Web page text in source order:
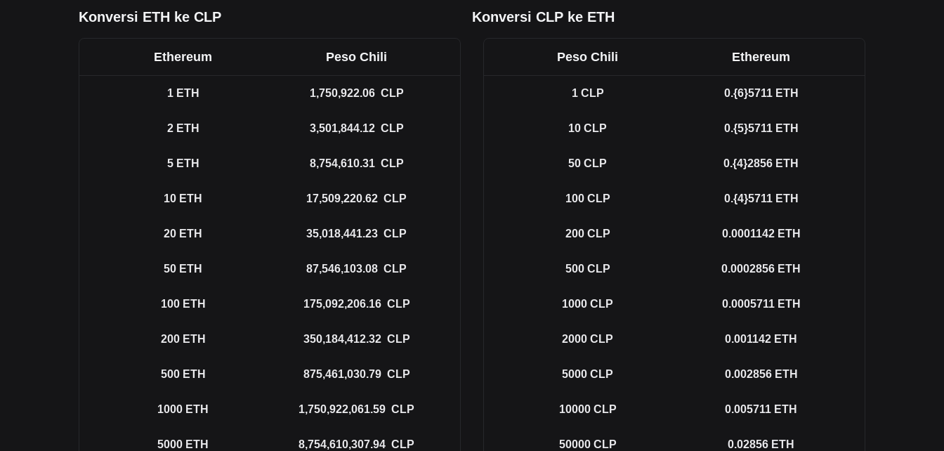
Konversi ETH ke CLP Konversi CLP ke ETH
Ethereum Peso Chili
1 ETH 1,750,922.06 CLP
2 ETH 3,501,844.12 CLP
5 ETH 8,754,610.31 CLP
10 ETH 17,509,220.62 CLP
20 ETH 35,018,441.23 CLP
50 ETH 87,546,103.08 CLP
100 ETH 175,092,206.16 CLP
200 ETH 350,184,412.32 CLP
500 ETH 875,461,030.79 CLP
1000 ETH 1,750,922,061.59 CLP
5000 ETH 8,754,610,307.94 CLP
Peso Chili Ethereum
1 CLP 0.{6}5711 ETH
10 CLP 0.{5}5711 ETH
50 CLP 0.{4}2856 ETH
100 CLP 0.{4}5711 ETH
200 CLP 0.0001142 ETH
500 CLP 0.0002856 ETH
1000 CLP 0.0005711 ETH
2000 CLP 0.001142 ETH
5000 CLP 0.002856 ETH
10000 CLP 0.005711 ETH
50000 CLP 0.02856 ETH